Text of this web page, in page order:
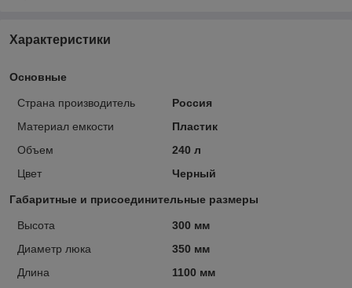
Характеристики
Основные
Страна производитель
Россия
Материал емкости
Пластик
Объем
240 л
Цвет
Черный
Габаритные и присоединительные размеры
Высота
300 мм
Диаметр люка
350 мм
Длина
1100 мм